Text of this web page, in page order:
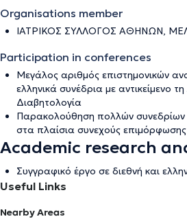
Organisations member
ΙΑΤΡΙΚΟΣ ΣΥΛΛΟΓΟΣ ΑΘΗΝΩΝ,
Participation in conferences
Μεγάλος αριθμός επιστημονικών
ελληνικά συνέδρια με αντικείμενο
Διαβητολογία
Παρακολούθηση πολλών συνεδρίων
στα πλαίσια συνεχούς επιμόρφωσης
Academic research
Συγγραφικό έργο σε διεθνή και
Useful Links
Nearby Areas